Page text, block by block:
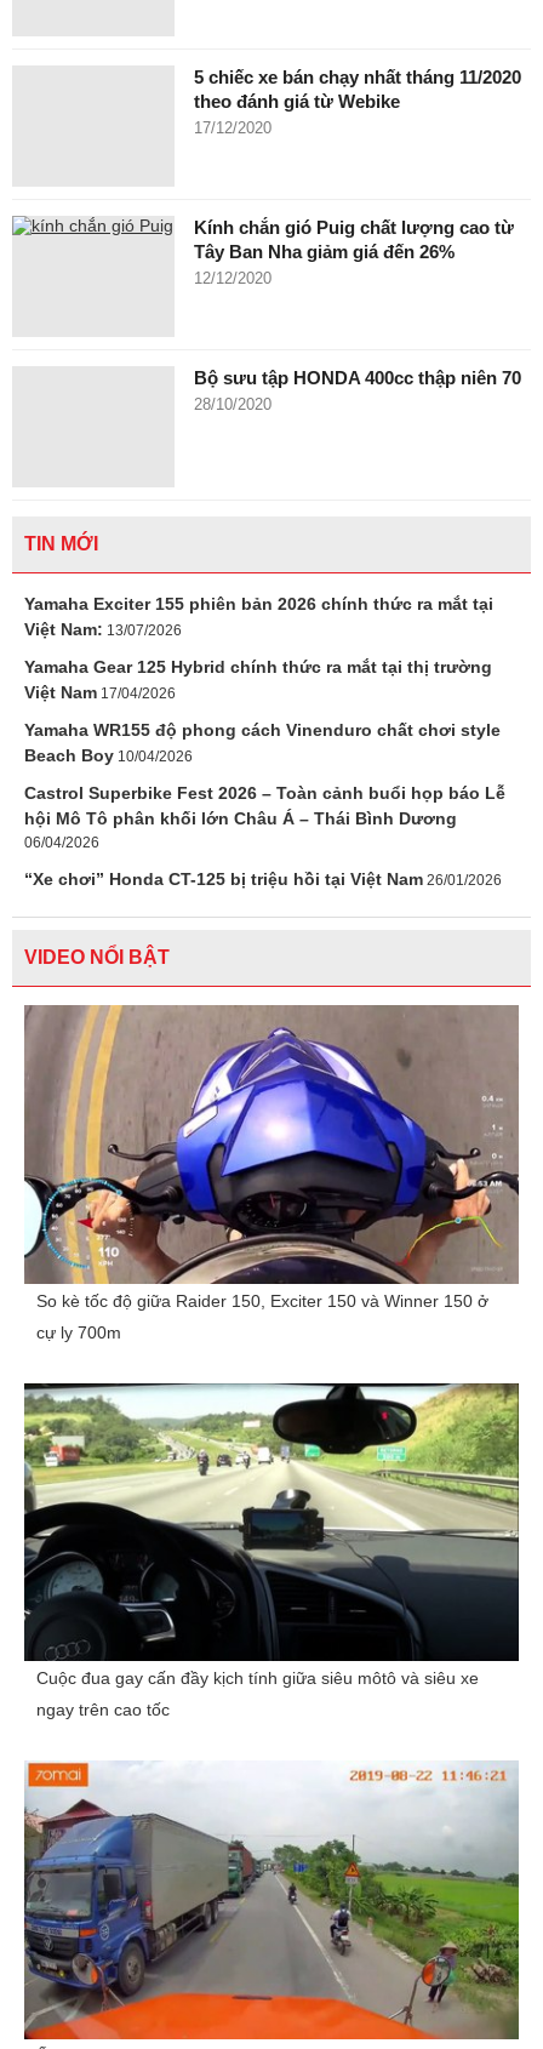
5 chiếc xe bán chạy nhất tháng 11/2020
theo đánh giá từ Webike
17/12/2020
Kính chắn gió Puig chất lượng cao từ
Tây Ban Nha giảm giá đến 26%
12/12/2020
Bộ sưu tập HONDA 400cc thập niên 70
28/10/2020
TIN MỚI
Yamaha Exciter 155 phiên bản 2026 chính thức ra mắt tại
Việt Nam: 13/07/2026
Yamaha Gear 125 Hybrid chính thức ra mắt tại thị trường
Việt Nam 17/04/2026
Yamaha WR155 độ phong cách Vinenduro chất chơi style
Beach Boy 10/04/2026
Castrol Superbike Fest 2026 – Toàn cảnh buổi họp báo Lễ
hội Mô Tô phân khối lớn Châu Á – Thái Bình Dương
06/04/2026
“Xe chơi” Honda CT-125 bị triệu hồi tại Việt Nam 26/01/2026
VIDEO NỔI BẬT
So kè tốc độ giữa Raider 150, Exciter 150 và Winner 150 ở
cự ly 700m
Cuộc đua gay cấn đầy kịch tính giữa siêu môtô và siêu xe
ngay trên cao tốc